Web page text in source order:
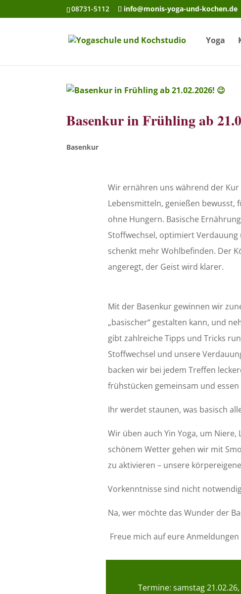
08731-5112 info@monis-yoga-und-kochen.de
Yoga
Basenkur in Frühling ab
Basenkur
Wir ernähren uns während der
Lebensmitteln, genießen
ohne Hungern. Basische
Stoffwechsel, optimiert
schenkt mehr Wohlbefinden. Der
angeregt, der Geist wird klarer.
Mit der Basenkur gewinnen wir
„basischer“ gestalten kann, und
gibt zahlreiche Tipps und Tricks
Stoffwechsel und unsere
backen wir bei jedem Treffen
frühstücken gemeinsam und
Ihr werdet staunen, was basisch
Wir üben auch Yin Yoga, um
schönem Wetter gehen wir mit
zu aktivieren – unsere
Vorkenntnisse sind nicht
Na, wer möchte das Wunder der
Freue mich auf eure
Termine: samstag21.02.26,